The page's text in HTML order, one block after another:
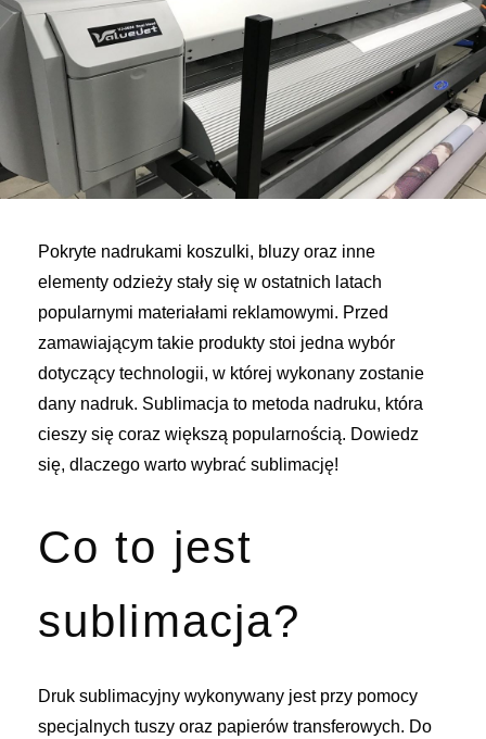
Pokryte nadrukami koszulki, bluzy oraz inne
elementy odzieży stały się w ostatnich latach
popularnymi materiałami reklamowymi. Przed
zamawiającym takie produkty stoi jedna wybór
dotyczący technologii, w której wykonany zostanie
dany nadruk. Sublimacja to metoda nadruku, która
cieszy się coraz większą popularnością. Dowiedz
się, dlaczego warto wybrać sublimację!
Co to jest
sublimacja?
Druk sublimacyjny wykonywany jest przy pomocy
specjalnych tuszy oraz papierów transferowych. Do